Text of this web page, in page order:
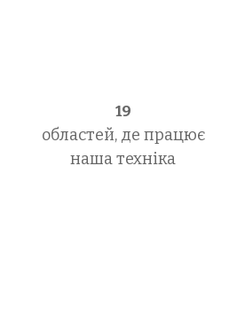
19
областей, де працює
наша техніка